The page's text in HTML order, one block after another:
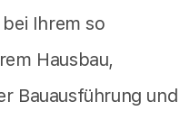
Ihrem so
Hausbau,
Bauausführung und